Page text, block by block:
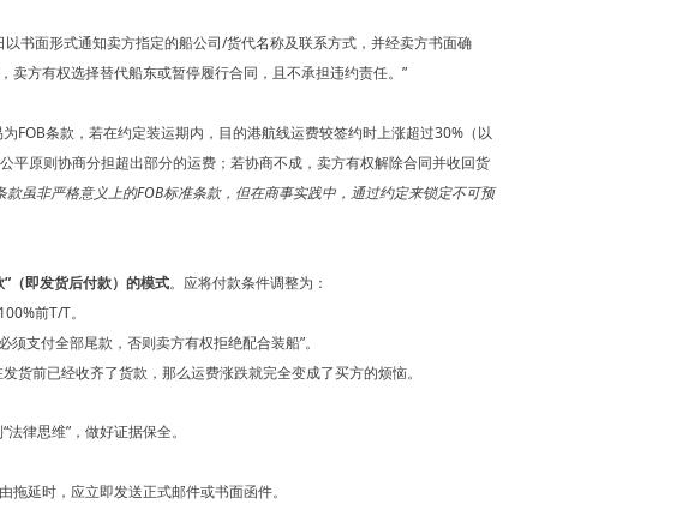
书面形式通知卖方指定的船公司/货代名称及联系方式，并经卖方书面确
卖方有权选择替代船东或暂停履行合同，且不承担违约责任。”
FOB条款，若在约定装运期内，目的港航线运费较签约时上涨超过30%（以
平原则协商分担超出部分的运费；若协商不成，卖方有权解除合同并收回货
款虽非严格意义上的FOB标准条款，但在商事实践中，通过约定来锁定不可预
（即发货后付款）的模式。应将付款条件调整为：
前T/T。
须支付全部尾款，否则卖方有权拒绝配合装船”。
货前已经收齐了货款，那么运费涨跌就完全变成了买方的烦恼。
律思维”，做好证据保全。
延时，应立即发送正式邮件或书面函件。